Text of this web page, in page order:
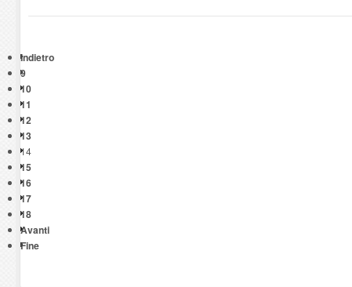
Indietro
9
10
11
12
13
14
15
16
17
18
Avanti
Fine